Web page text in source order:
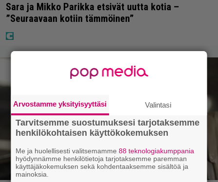
Sara ja Mikko Parikka etsivät uutta kotia –
”Seuraavaan kotiin tämmöinen”
Arvostamme yksityisyyttäsi Valintasi
Tarvitsemme suostumuksesi tarjotaksemme
henkilökohtaisen käyttökokemuksen
Me ja huolellisesti valitsemamme88 teknologiakumppania
hyödynnämme henkilötietoja tarjotaksemme paremman
käyttäjäkokemuksen sekä kohdentaaksemme sisältöä ja
mainoksia.